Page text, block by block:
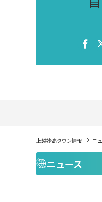
上越妙高タウン情報 ニ
ニュース